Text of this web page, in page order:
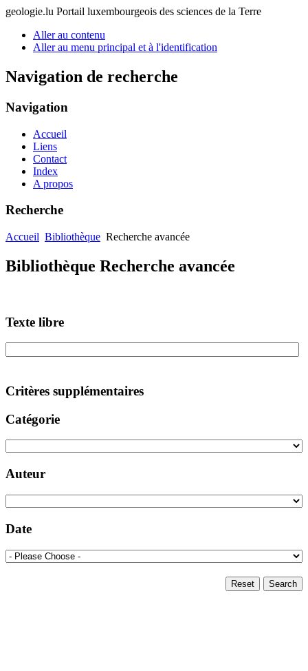
geologie.lu Portail luxembourgeois des sciences de la Terre
Aller au contenu
Aller au menu principal et à l'identification
Navigation de recherche
Navigation
Accueil
Liens
Contact
Index
A propos
Recherche
Accueil Bibliothèque Recherche avancée
Bibliothèque Recherche avancée
Texte libre
Critères supplémentaires
Catégorie
Auteur
Date
Search
Reset